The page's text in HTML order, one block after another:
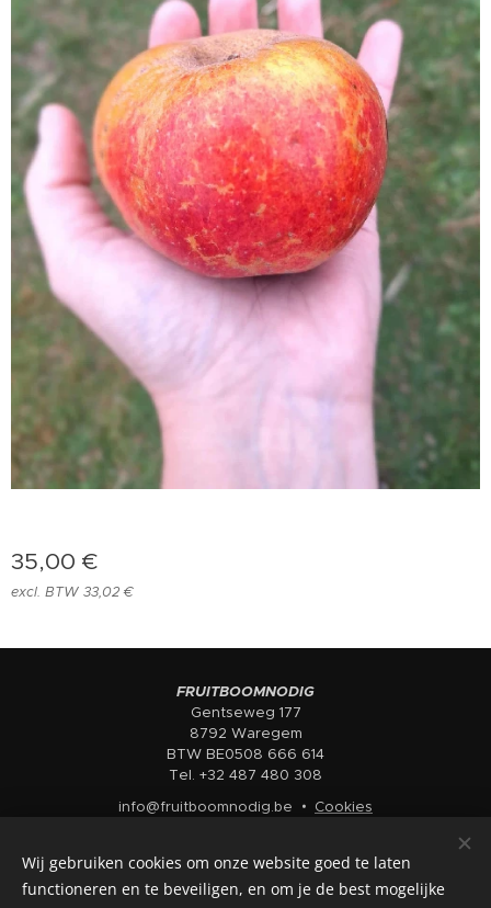
35,00 €
excl. BTW 33,02 €
FRUITBOOMNODIG
Gentseweg 177
8792 Waregem
BTW BE0508 666 614
Tel. +32 487 480 308
info@fruitboomnodig.be
Cookies
English
Wij gebruiken cookies om onze website goed te laten
functioneren en te beveiligen, en om je de best mogelijke